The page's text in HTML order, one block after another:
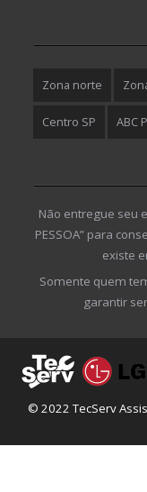
Zona norte
Centro SP ABC
Não entregue seu
PESSOA” para
existe
Somente quem
garantir
© 2022 TecServ